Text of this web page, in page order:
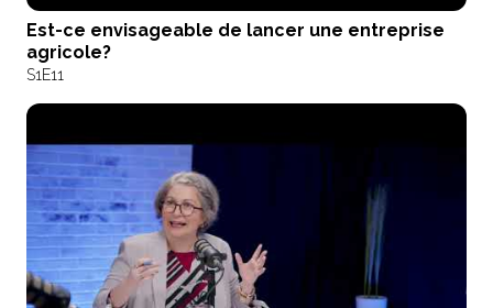
Est-ce envisageable de lancer une entreprise
agricole?
S1E11